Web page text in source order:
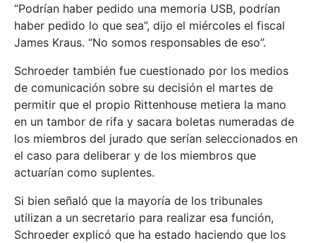
“Podrían haber pedido una memoria USB, podrían
haber pedido lo que sea”, dijo el miércoles el fiscal
James Kraus. “No somos responsables de eso”.
Schroeder también fue cuestionado por los medios
de comunicación sobre su decisión el martes de
permitir que el propio Rittenhouse metiera la mano
en un tambor de rifa y sacara boletas numeradas de
los miembros del jurado que serían seleccionados en
el caso para deliberar y de los miembros que
actuarían como suplentes.
Si bien señaló que la mayoría de los tribunales
utilizan a un secretario para realizar esa función,
Schroeder explicó que ha estado haciendo que los